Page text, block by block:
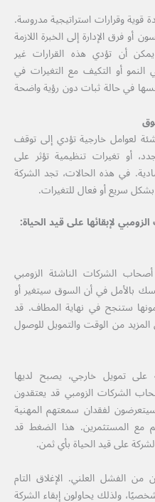
قوية وقرارات استراتيجية مدروسة.
فرق الإدارة إلى الخبرة اللازمة
أن تؤدي هذه القرارات غير
أو التكيف مع التغيرات في
في حالة ثبات دون رؤية واضحة
لعوامل خارجية تؤدي إلى توقف
أو تغيرات تنظيمية تؤثر على
في هذه الحالات، تجد الشركة
سريع أو فعال للتغيرات.
لإبقائها على قيد الحياة:
الشركات الناشئة الزومبي
بالأمل في أن السوق سيتغير أو
ستنجح في نهاية المطاف. قد
من الوقت والتمويل للوصول
على تمويل خارجي، يصبح لديها
الشركات الزومبي قد يعتقدون
سيتعرضون لفقدان سمعتهم المهنية
مع المستثمرين. هذا الضغط قد
على قيد الحياة بأي ثمن.
من الفشل العلني. الإغلاق التام
ولذلك يحاولون إبقاء الشركة